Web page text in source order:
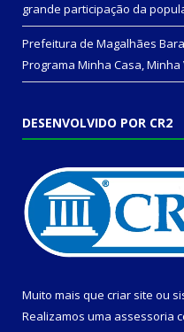
grande participação da
Prefeitura de Magalhães
Programa Minha Casa, Minha
DESENVOLVIDO POR CR2
Muito mais que criar site ou
Realizamos uma assessoria